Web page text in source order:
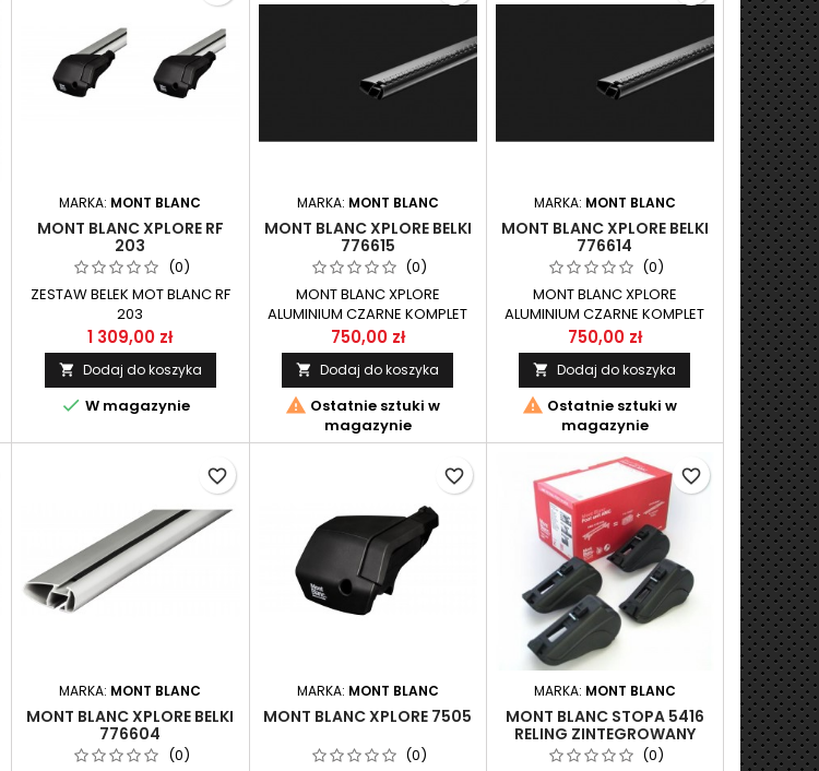
MARKA: MONT BLANC
MONT BLANC XPLORE RF
203
(0)
ZESTAW BELEK MOT BLANC RF
203
1 309,00 zł
 Dodaj do koszyka
 W magazynie
MARKA: MONT BLANC
MONT BLANC XPLORE BELKI
776615
(0)
MONT BLANC XPLORE
ALUMINIUM CZARNE KOMPLET
ALUMINIOWYCH BELEK
PRZEZNACZONY DO SYSTEMU
NOŚNEGO XPLORE MONT
BLANC.
750,00 zł
 Dodaj do koszyka
 Ostatnie sztuki w
magazynie
MARKA: MONT BLANC
MONT BLANC XPLORE BELKI
776614
(0)
MONT BLANC XPLORE
ALUMINIUM CZARNE KOMPLET
ALUMINIOWYCH BELEK
PRZEZNACZONY DO SYSTEMU
NOŚNEGO XPLORE MONT
BLANC.
750,00 zł
 Dodaj do koszyka
 Ostatnie sztuki w
magazynie
MARKA: MONT BLANC
MONT BLANC XPLORE BELKI
776604
(0)
favorite_border
MARKA: MONT BLANC
MONT BLANC XPLORE 7505
(0)
favorite_border
MARKA: MONT BLANC
MONT BLANC STOPA 5416
RELING ZINTEGROWANY
(0)
favorite_border